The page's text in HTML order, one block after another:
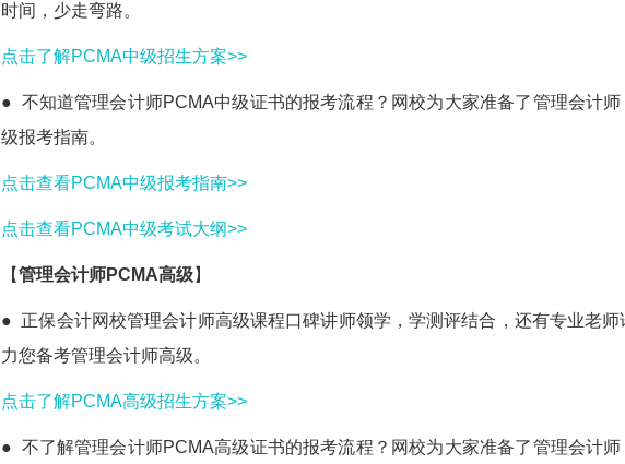
时间，少走弯路。
点击了解PCMA中级招生方案>>
● 不知道管理会计师PCMA中级证书的报考流程？网校为大家准备了管理会计师
级报考指南。
点击查看PCMA中级报考指南>>
点击查看PCMA中级考试大纲>>
【管理会计师PCMA高级】
● 正保会计网校管理会计师高级课程口碑讲师领学，学测评结合，还有专业老师
力您备考管理会计师高级。
点击了解PCMA高级招生方案>>
● 不了解管理会计师PCMA高级证书的报考流程？网校为大家准备了管理会计师